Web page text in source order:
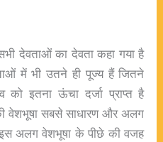
देवताओं का देवता कहा गया है
में भी उतने ही पूज्य हैं जितने
को इतना ऊंचा दर्जा प्राप्त है
वेशभूषा सबसे साधारण और अलग
अलग वेशभूषा के पीछे की वजह